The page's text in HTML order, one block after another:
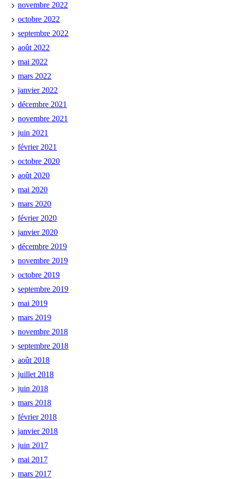
novembre 2022
octobre 2022
septembre 2022
août 2022
mai 2022
mars 2022
janvier 2022
décembre 2021
novembre 2021
juin 2021
février 2021
octobre 2020
août 2020
mai 2020
mars 2020
février 2020
janvier 2020
décembre 2019
novembre 2019
octobre 2019
septembre 2019
mai 2019
mars 2019
novembre 2018
septembre 2018
août 2018
juillet 2018
juin 2018
mars 2018
février 2018
janvier 2018
juin 2017
mai 2017
mars 2017